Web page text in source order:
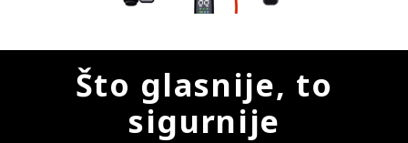
Što glasnije, to
sigurnije